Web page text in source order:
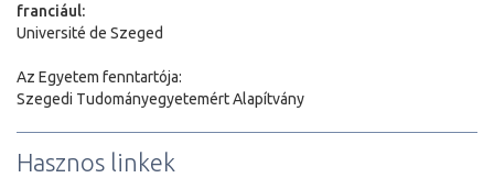
franciául:
Université de Szeged
Az Egyetem fenntartója:
Szegedi Tudományegyetemért Alapítvány
Hasznos linkek